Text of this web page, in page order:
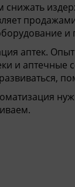
аптек.
и аптечные